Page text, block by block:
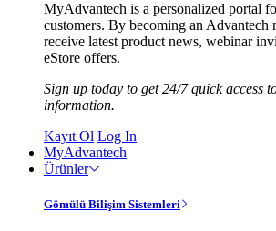
MyAdvantech is a personalized portal
customers. By becoming an Advantech
receive latest product news, webinar
eStore offers.
Sign up today to get 24/7 quick access
information.
Kayıt Ol Log In
MyAdvantech
Ürünler
Gömülü Bilişim Sistemleri